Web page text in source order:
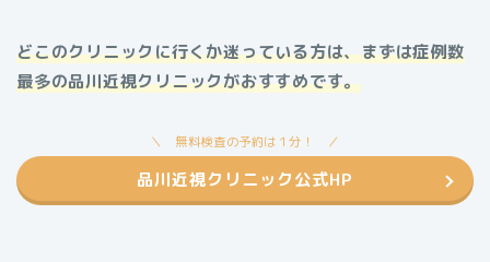
どこのクリニックに行くか迷っている方は、まずは症例数
最多の品川近視クリニックがおすすめです。
無料検査の予約は１分！
品川近視クリニック公式HP